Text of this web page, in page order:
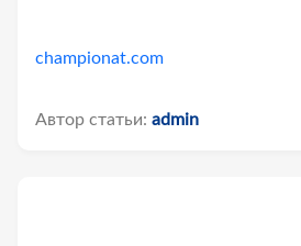
championat.com
Автор статьи: admin